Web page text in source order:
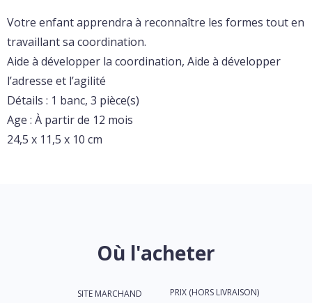
Votre enfant apprendra à reconnaître les formes tout en
travaillant sa coordination.
Aide à développer la coordination, Aide à développer
l’adresse et l’agilité
Détails : 1 banc, 3 pièce(s)
Age : À partir de 12 mois
24,5 x 11,5 x 10 cm
Où l'acheter
SITE MARCHAND PRIX (HORS LIVRAISON)